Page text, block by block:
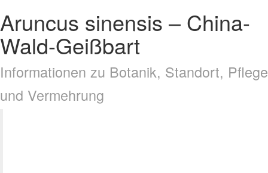
Aruncus sinensis – China-
Wald-Geißbart
Informationen zu Botanik, Standort, Pflege
und Vermehrung